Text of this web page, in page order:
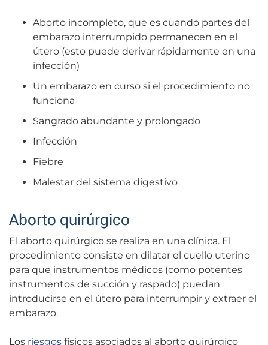
Aborto incompleto, que es cuando partes del
embarazo interrumpido permanecen en el
útero (esto puede derivar rápidamente en una
infección)
Un embarazo en curso si el procedimiento no
funciona
Sangrado abundante y prolongado
Infección
Fiebre
Malestar del sistema digestivo
Aborto quirúrgico
El aborto quirúrgico se realiza en una clínica. El
procedimiento consiste en dilatar el cuello uterino
para que instrumentos médicos (como potentes
instrumentos de succión y raspado) puedan
introducirse en el útero para interrumpir y extraer el
embarazo.
Los riesgos físicos asociados al aborto quirúrgico